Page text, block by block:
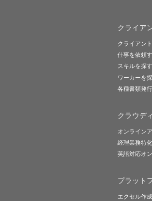
クライア
クライアン
仕事を依頼
スキルを探す
ワーカーを
各種書類発
クラウデ
オンライン
経理業務特
英語対応オ
プラット
エクセル作成